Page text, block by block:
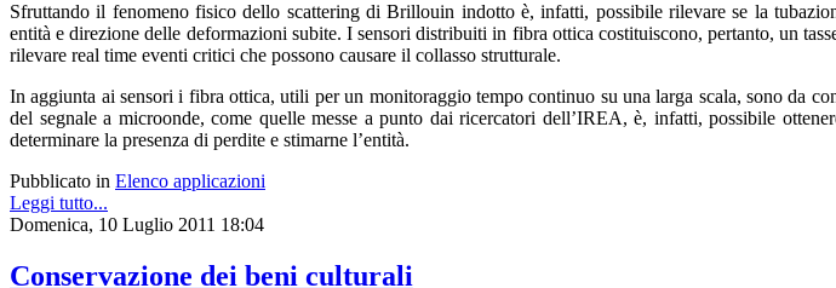
Sfruttando il fenomeno fisico dello scattering di Brillouin indotto è, infatti, possibile rilevare se la
entità e direzione delle deformazioni subite. I sensori distribuiti in fibra ottica costituiscono, pertanto, un
rilevare real time eventi critici che possono causare il collasso strutturale.
In aggiunta ai sensori i fibra ottica, utili per un monitoraggio tempo continuo su una larga scala, sono da
del segnale a microonde, come quelle messe a punto dai ricercatori dell’IREA, è, infatti, possibile
determinare la presenza di perdite e stimarne l’entità.
Pubblicato in Elenco applicazioni
Leggi tutto...
Domenica, 10 Luglio 2011 18:04
Conservazione dei beni culturali